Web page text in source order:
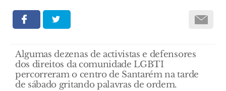
Algumas dezenas de activistas e defensores
dos direitos da comunidade LGBTI
percorreram o centro de Santarém na tarde
de sábado gritando palavras de ordem.